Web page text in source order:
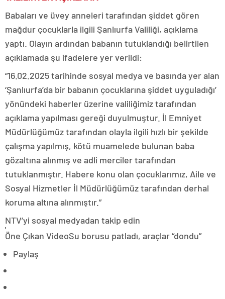
Babaları ve üvey anneleri tarafından şiddet gören
mağdur çocuklarla ilgili Şanlıurfa Valiliği, açıklama
yaptı. Olayın ardından babanın tutuklandığı belirtilen
açıklamada şu ifadelere yer verildi:
“16.02.2025 tarihinde sosyal medya ve basında yer alan
‘Şanlıurfa’da bir babanın çocuklarına şiddet uyguladığı’
yönündeki haberler üzerine valiliğimiz tarafından
açıklama yapılması gereği duyulmuştur. İl Emniyet
Müdürlüğümüz tarafından olayla ilgili hızlı bir şekilde
çalışma yapılmış, kötü muamelede bulunan baba
gözaltına alınmış ve adli merciler tarafından
tutuklanmıştır. Habere konu olan çocuklarımız, Aile ve
Sosyal Hizmetler İl Müdürlüğümüz tarafından derhal
koruma altına alınmıştır.”
NTV’yi sosyal medyadan takip edin
Öne Çıkan VideoSu borusu patladı, araçlar “dondu”
Paylaş